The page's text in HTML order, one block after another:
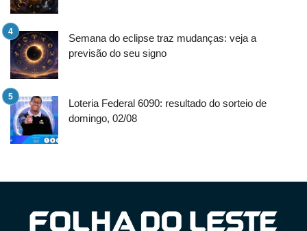
Semana do eclipse traz mudanças: veja a
previsão do seu signo
Loteria Federal 6090: resultado do sorteio de
domingo, 02/08